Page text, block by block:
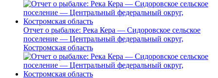
Отчет о рыбалке: Река Кера — Сидоровское сельское
поселение — Центральный федеральный округ,
Костромская область